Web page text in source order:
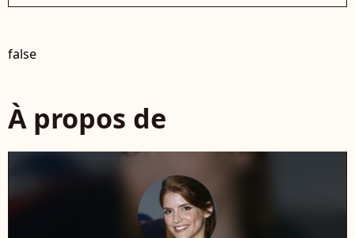
false
À propos de